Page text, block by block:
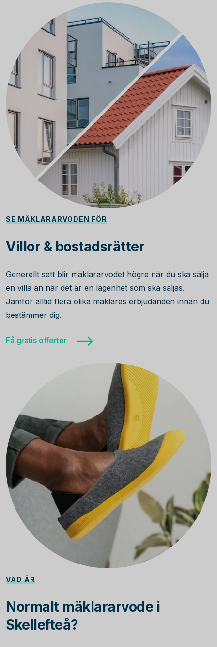
SE MÄKLARARVODEN FÖR
Villor & bostadsrätter
Generellt sett blir mäklararvodet högre när du ska sälja
en villa än när det är en lägenhet som ska säljas.
Jämför alltid flera olika mäklares erbjudanden innan du
bestämmer dig.
Få gratis offerter
VAD ÄR
Normalt mäklararvode i
Skellefteå?